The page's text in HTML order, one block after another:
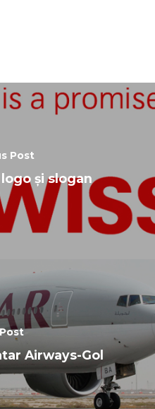
Post
și slogan
Airways-Gol